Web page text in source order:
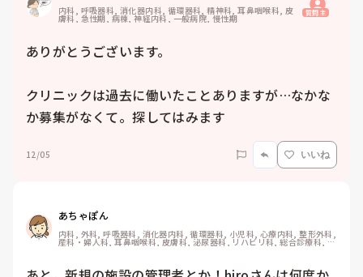
内科, 呼吸器科, 消化器内科, 循環器科, 精神科, 耳鼻咽喉科, 皮
膚科, 急性期, 病棟, 神経内科, 一般病院, 慢性期 質問主
ありがとうございます。
クリニックは過去に働いたことありますが…なかな
か募集がなくて。探してはみます
12/05 いいね
あちゃぽん
内科, 外科, 呼吸器科, 消化器内科, 循環器科, 小児科, 心療内科, 整形外科,
産科・婦人科, 耳鼻咽喉科, 皮膚科, 泌尿器科, リハビリ科, 総合診療科, 救
急科, 超急性期, ICU, CCU, HCU, その他の科, ママナース, 外来, 神経内
ペ室, 透析, 検診・健診